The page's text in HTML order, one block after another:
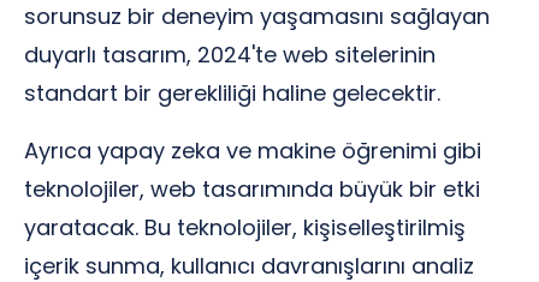
sorunsuz bir deneyim yaşamasını sağlayan
duyarlı tasarım, 2024'te web sitelerinin
standart bir gerekliliği haline gelecektir.
Ayrıca yapay zeka ve makine öğrenimi gibi
teknolojiler, web tasarımında büyük bir etki
yaratacak. Bu teknolojiler, kişiselleştirilmiş
içerik sunma, kullanıcı davranışlarını analiz